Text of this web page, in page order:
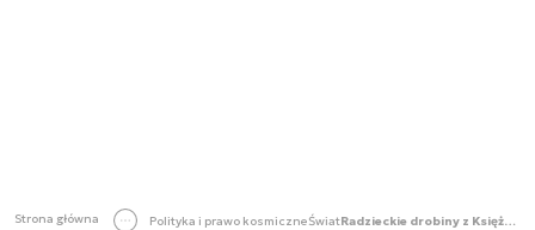
Strona główna Polityka i prawo kosmiczneŚwiat Radzieckie drobiny z Księżyca sprzedane za 855 tys. USD